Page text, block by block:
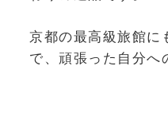
京都の最高級旅館に
で、頑張った自分へ